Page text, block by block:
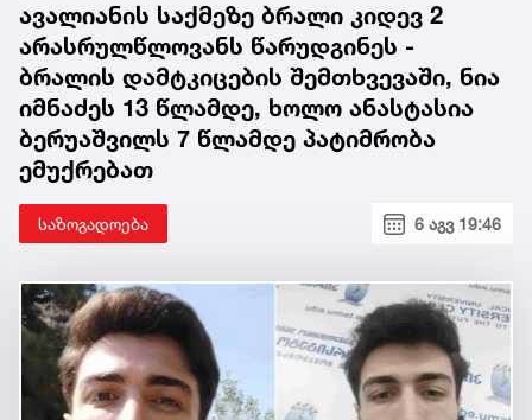
ავალიანის საქმეზე ბრალი კიდევ 2
არასრულწლოვანს წარუდგინეს -
ბრალის დამტკიცების შემთხვევაში, ნია
იმნაძეს 13 წლამდე, ხოლო ანასტასია
ბერუაშვილს 7 წლამდე პატიმრობა
ემუქრებათ
საზოგადოება 6 აგვ 19:46